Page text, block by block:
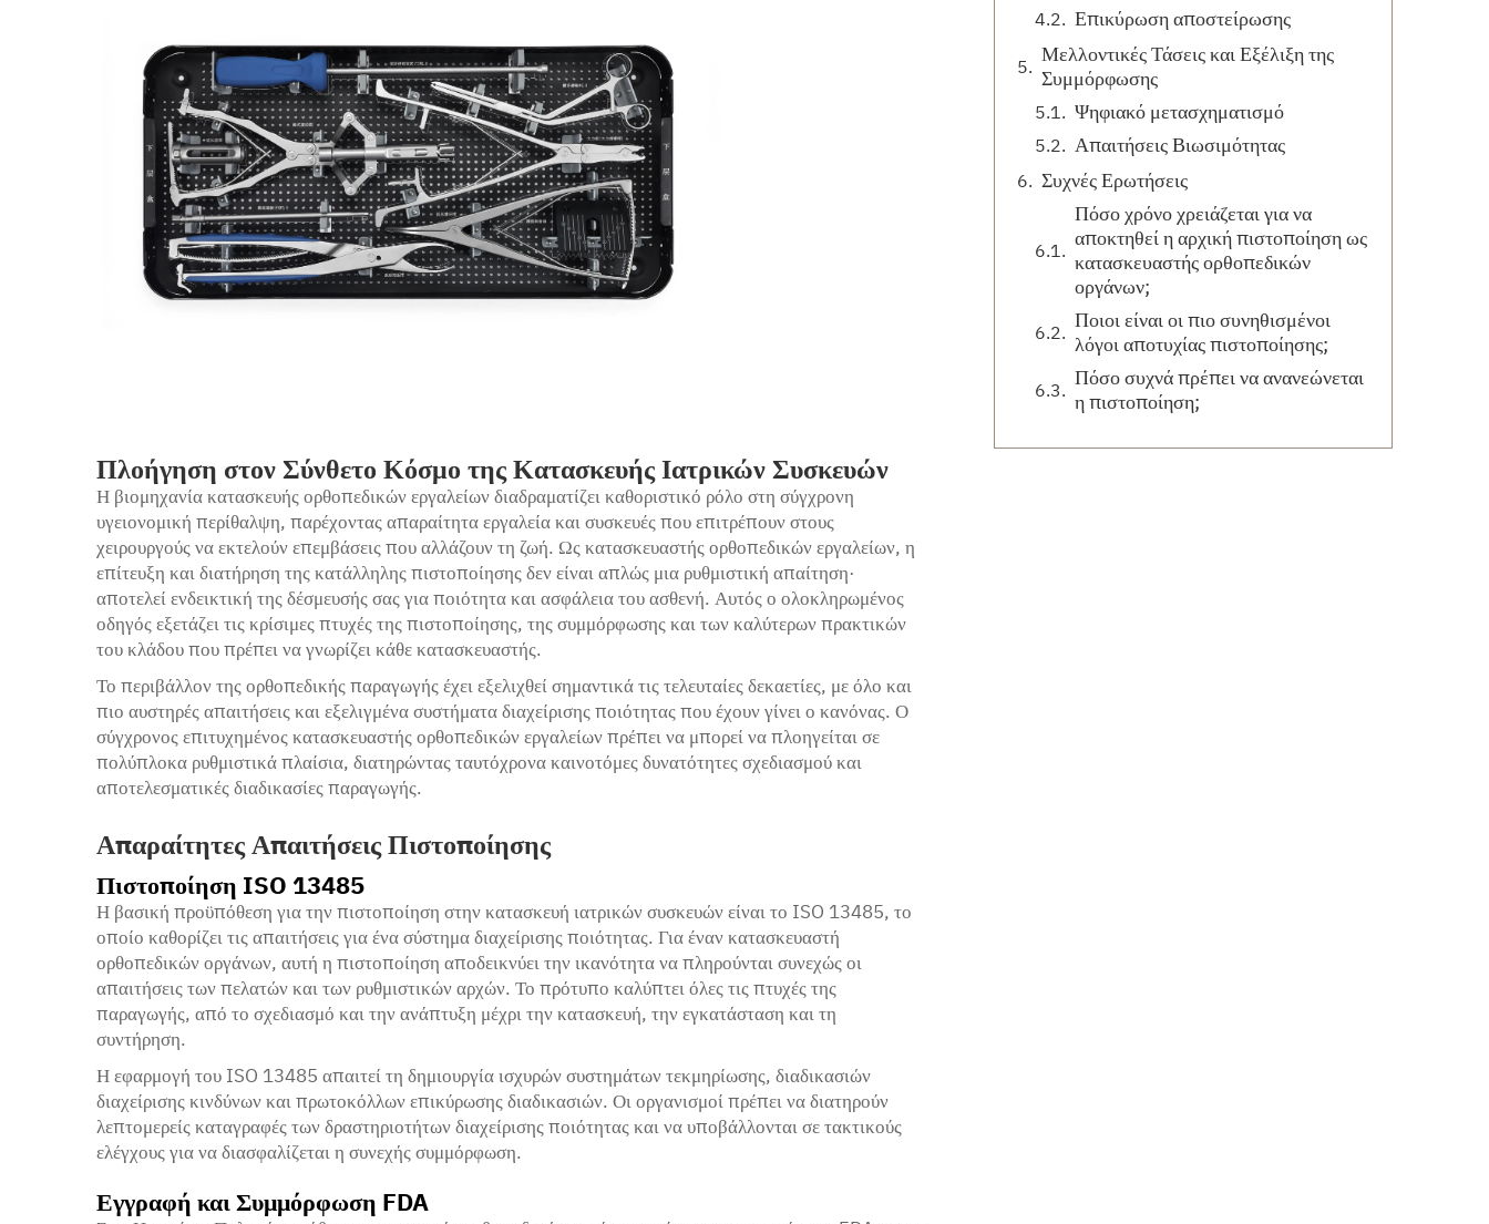
Πλοήγηση στον Σύνθετο Κόσμο της Κατασκευής Ιατρικών Συσκευών
Η βιομηχανία κατασκευής ορθοπεδικών εργαλείων διαδραματίζει καθοριστικό ρόλο στη σύγχρονη
υγειονομική περίθαλψη, παρέχοντας απαραίτητα εργαλεία και συσκευές που επιτρέπουν στους
χειρουργούς να εκτελούν επεμβάσεις που αλλάζουν τη ζωή. Ως κατασκευαστής ορθοπεδικών εργαλείων, η
επίτευξη και διατήρηση της κατάλληλης πιστοποίησης δεν είναι απλώς μια ρυθμιστική απαίτηση·
αποτελεί ενδεικτική της δέσμευσής σας για ποιότητα και ασφάλεια του ασθενή. Αυτός ο ολοκληρωμένος
οδηγός εξετάζει τις κρίσιμες πτυχές της πιστοποίησης, της συμμόρφωσης και των καλύτερων πρακτικών
του κλάδου που πρέπει να γνωρίζει κάθε κατασκευαστής.
Το περιβάλλον της ορθοπεδικής παραγωγής έχει εξελιχθεί σημαντικά τις τελευταίες δεκαετίες, με όλο και
πιο αυστηρές απαιτήσεις και εξελιγμένα συστήματα διαχείρισης ποιότητας που έχουν γίνει ο κανόνας. Ο
σύγχρονος επιτυχημένος κατασκευαστής ορθοπεδικών εργαλείων πρέπει να μπορεί να πλοηγείται σε
πολύπλοκα ρυθμιστικά πλαίσια, διατηρώντας ταυτόχρονα καινοτόμες δυνατότητες σχεδιασμού και
αποτελεσματικές διαδικασίες παραγωγής.
Απαραίτητες Απαιτήσεις Πιστοποίησης
Πιστοποίηση ISO 13485
Η βασική προϋπόθεση για την πιστοποίηση στην κατασκευή ιατρικών συσκευών είναι το ISO 13485, το
οποίο καθορίζει τις απαιτήσεις για ένα σύστημα διαχείρισης ποιότητας. Για έναν κατασκευαστή
ορθοπεδικών οργάνων, αυτή η πιστοποίηση αποδεικνύει την ικανότητα να πληρούνται συνεχώς οι
απαιτήσεις των πελατών και των ρυθμιστικών αρχών. Το πρότυπο καλύπτει όλες τις πτυχές της
παραγωγής, από το σχεδιασμό και την ανάπτυξη μέχρι την κατασκευή, την εγκατάσταση και τη
συντήρηση.
Η εφαρμογή του ISO 13485 απαιτεί τη δημιουργία ισχυρών συστημάτων τεκμηρίωσης, διαδικασιών
διαχείρισης κινδύνων και πρωτοκόλλων επικύρωσης διαδικασιών. Οι οργανισμοί πρέπει να διατηρούν
λεπτομερείς καταγραφές των δραστηριοτήτων διαχείρισης ποιότητας και να υποβάλλονται σε τακτικούς
ελέγχους για να διασφαλίζεται η συνεχής συμμόρφωση.
Εγγραφή και Συμμόρφωση FDA
Επικύρωση αποστείρωσης
Μελλοντικές Τάσεις και Εξέλιξη της
Συμμόρφωσης
Ψηφιακό μετασχηματισμό
Απαιτήσεις Βιωσιμότητας
Συχνές Ερωτήσεις
Πόσο χρόνο χρειάζεται για να
αποκτηθεί η αρχική πιστοποίηση ως
κατασκευαστής ορθοπεδικών
οργάνων;
Ποιοι είναι οι πιο συνηθισμένοι
λόγοι αποτυχίας πιστοποίησης;
Πόσο συχνά πρέπει να ανανεώνεται
η πιστοποίηση;